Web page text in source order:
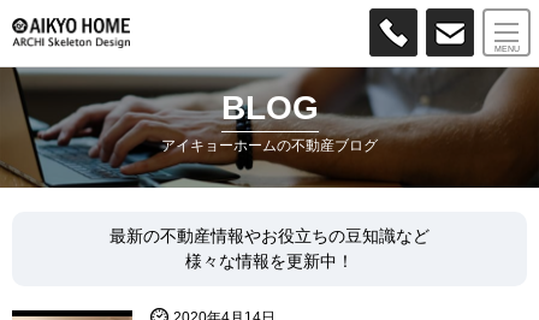
BLOG
アイキョーホームの不動産ブログ
最新の不動産情報やお役立ちの豆知識など
様々な情報を更新中！
MENU